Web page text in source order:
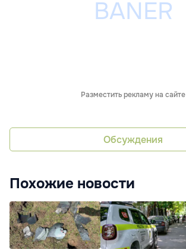
Разместить рекламу на сайте
Обсуждения
Похожие новости